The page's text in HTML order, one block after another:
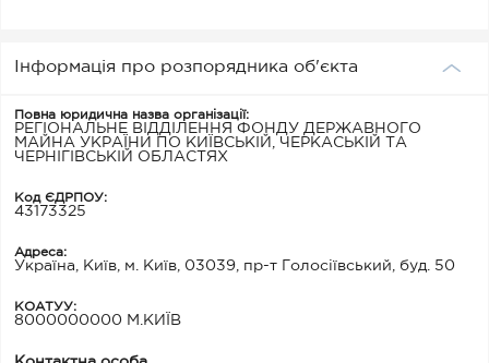
Інформація про розпорядника об'єкта
Повна юридична назва організації:
РЕГІОНАЛЬНЕ ВІДДІЛЕННЯ ФОНДУ ДЕРЖАВНОГО
МАЙНА УКРАЇНИ ПО КИЇВСЬКІЙ, ЧЕРКАСЬКІЙ ТА
ЧЕРНІГІВСЬКІЙ ОБЛАСТЯХ
Код ЄДРПОУ:
43173325
Адреса:
Україна, Київ, м. Київ, 03039, пр-т Голосіївський, буд. 50
КОАТУУ:
8000000000 М.КИЇВ